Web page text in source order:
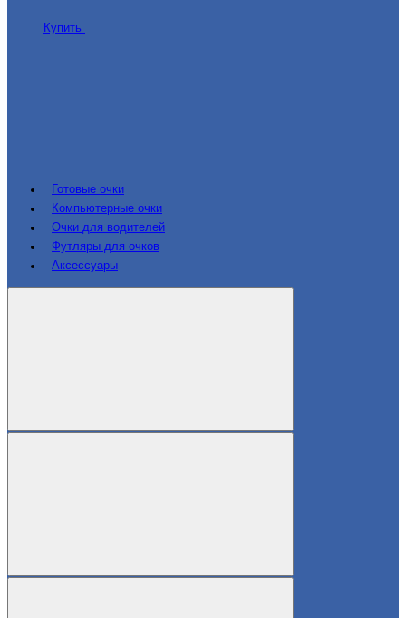
Купить
Готовые очки
Компьютерные очки
Очки для водителей
Футляры для очков
Аксессуары